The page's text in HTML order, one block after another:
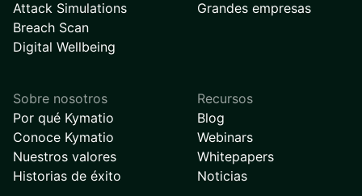
Attack Simulations
Breach Scan
Digital Wellbeing
Grandes empresas
Sobre nosotros
Por qué Kymatio
Conoce Kymatio
Nuestros valores
Historias de éxito
Recursos
Blog
Webinars
Whitepapers
Noticias